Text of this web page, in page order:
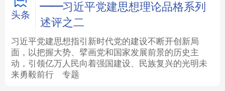
城市 旅游 能源 会展
彩票 娱乐 时尚 悦读
公益 一带一路 亚太网 上市公司
头条
——习近平党建思想理论品格系列
述评之二
习近平党建思想指引新时代党的建设不断开创新局
面，以把握大势、擘画党和国家发展前景的历史主
动，引领亿万人民向着强国建设、民族复兴的光明未
来勇毅前行
专题